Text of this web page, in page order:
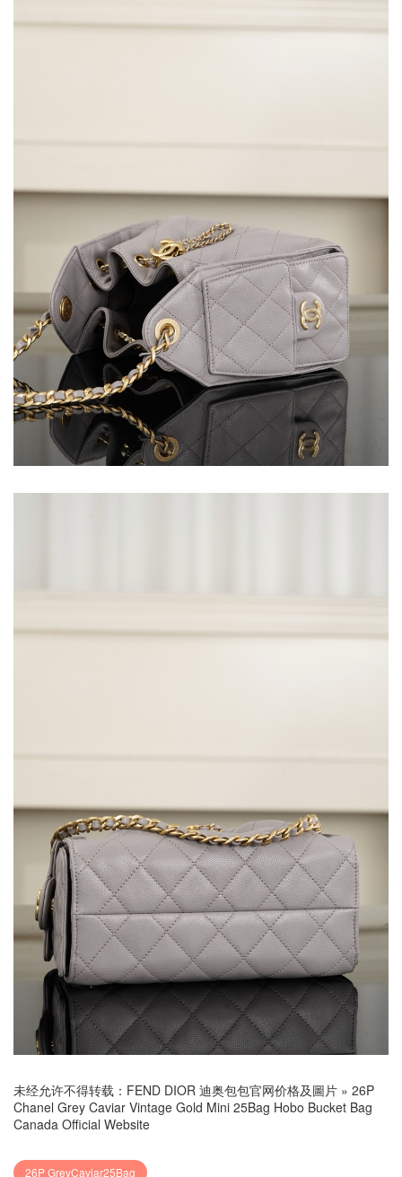
未经允许不得转载： FEND DIOR 迪奥包包官网价格及圖片 » 26P
Chanel Grey Caviar Vintage Gold Mini 25Bag Hobo Bucket Bag
Canada Official Website
26P GreyCaviar25Bag